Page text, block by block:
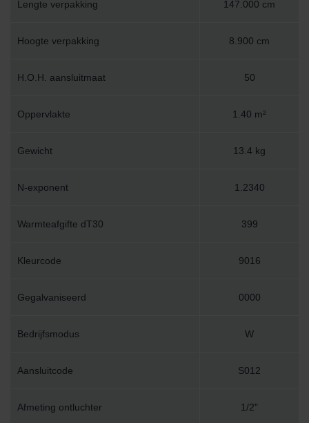
Lengte verpakking 147.000 cm
Hoogte verpakking 8.900 cm
H.O.H. aansluitmaat 50
Oppervlakte 1.40 m²
Gewicht 13.4 kg
N-exponent 1.2340
Warmteafgifte dT30 399
Kleurcode 9016
Gegalvaniseerd 0000
Bedrijfsmodus W
Aansluitcode S012
Afmeting ontluchter 1/2"